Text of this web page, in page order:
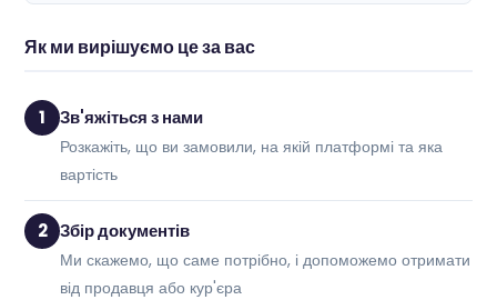
Як ми вирішуємо це за вас
1 Зв'яжіться з нами
Розкажіть, що ви замовили, на якій платформі та яка
вартість
2 Збір документів
Ми скажемо, що саме потрібно, і допоможемо отримати
від продавця або кур'єра